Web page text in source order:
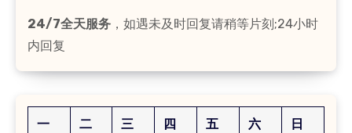
24/7全天服务 ，如遇未及时回复请稍等片刻;24小时
内回复
一 二 三 四 五 六 日